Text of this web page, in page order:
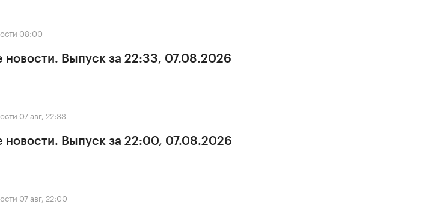
08:00
новости. Выпуск за 22:33, 07.08.2026
07 авг, 22:33
новости. Выпуск за 22:00, 07.08.2026
07 авг, 22:00